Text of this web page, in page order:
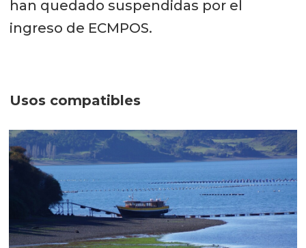
han quedado suspendidas por el
ingreso de ECMPOS.
Usos compatibles